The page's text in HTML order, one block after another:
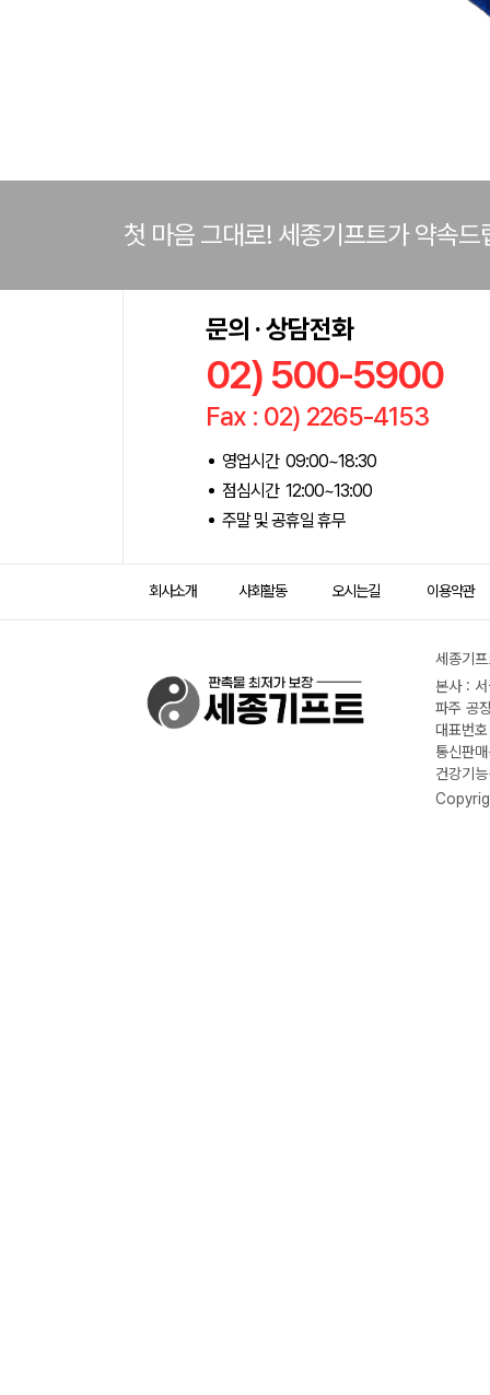
첫 마음 그대로! 세종기프트가 약속드
문의 · 상담전화
02) 500-5900
Fax : 02) 2265-4153
영업시간 09:00~18:30
점심시간 12:00~13:00
주말 및 공휴일 휴무
회사소개 사회활동 오시는길 이용약관
세종기
본사 :
파주 공
대표번
통신판
건강기